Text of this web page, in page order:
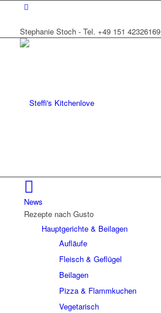
Stephanie Stoch - Tel. +49 151 42326169
News
Rezepte nach Gusto
Hauptgerichte & Beilagen
Aufläufe
Fleisch & Geflügel
Beilagen
Pizza & Flammkuchen
Vegetarisch